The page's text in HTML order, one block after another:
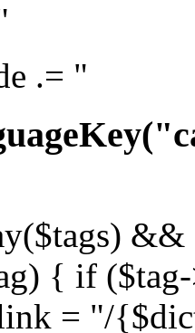
.= "
&&
{ if
= "/